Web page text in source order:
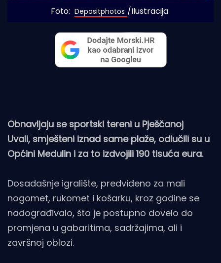
Foto: Depositphotos /Ilustracija
Obnavljaju se sportski tereni u Pješčanoj
Uvali, smješteni iznad same plaže, odlučili su u
Općini Medulin i za to izdvojili 190 tisuća eura.
Dosadašnje igralište, predviđeno za mali
nogomet, rukomet i košarku, kroz godine se
nadograđivalo, što je postupno dovelo do
promjena u gabaritima, sadržajima, ali i
završnoj oblozi.